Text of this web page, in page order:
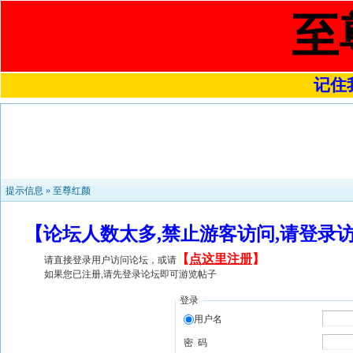
至
记住
提示信息 » 至尊红颜
【论坛人数太多,禁止游客访问,请登
请直接登录用户访问论坛，或请 【 点这里注册】
如果您已注册,请先登录论坛即可游览帖子
登录
用户名
密 码